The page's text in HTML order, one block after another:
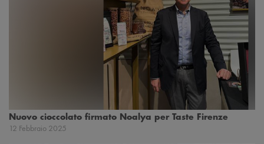
Nuovo cioccolato firmato Noalya per Taste Firenze
12 Febbraio 2025